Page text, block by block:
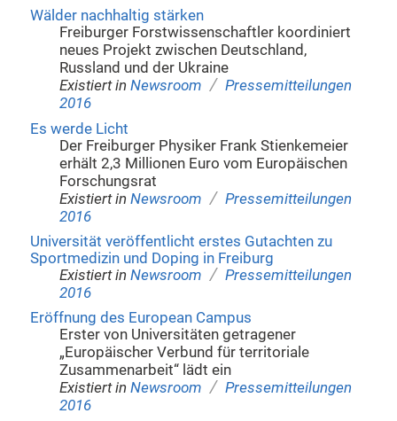
Wälder nachhaltig stärken
Freiburger Forstwissenschaftler koordiniert
neues Projekt zwischen Deutschland,
Russland und der Ukraine
Existiert in Newsroom / Pressemitteilungen
2016
Es werde Licht
Der Freiburger Physiker Frank Stienkemeier
erhält 2,3 Millionen Euro vom Europäischen
Forschungsrat
Existiert in Newsroom / Pressemitteilungen
2016
Universität veröffentlicht erstes Gutachten zu
Sportmedizin und Doping in Freiburg
Existiert in Newsroom / Pressemitteilungen
2016
Eröffnung des European Campus
Erster von Universitäten getragener
„Europäischer Verbund für territoriale
Zusammenarbeit“ lädt ein
Existiert in Newsroom / Pressemitteilungen
2016